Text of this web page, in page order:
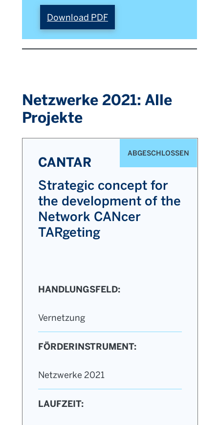
Download PDF
Netzwerke 2021: Alle
Projekte
CANTAR
Strategic concept for
the development of the
Network CANcer
TARgeting
ABGESCHLOSSEN
HANDLUNGSFELD:
Vernetzung
FÖRDERINSTRUMENT:
Netzwerke 2021
LAUFZEIT: